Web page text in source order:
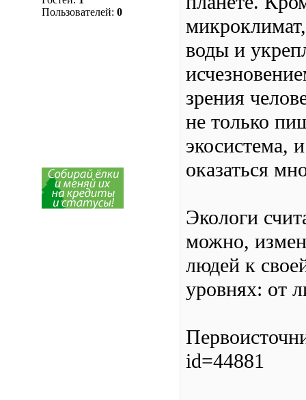
Пользователей: 0
воды и
зрения
не только
экосистема,
оказаться
Экологи
можно,
людей к
уровнях: от
id=44881